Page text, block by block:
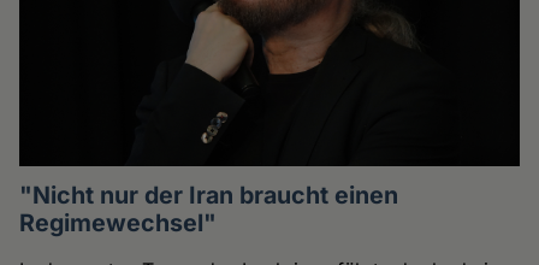
"Nicht nur der Iran braucht einen
Regimewechsel"